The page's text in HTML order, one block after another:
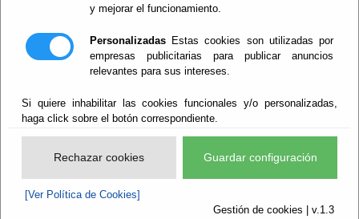
y mejorar el funcionamiento.
Personalizadas Estas cookies son utilizadas por
empresas publicitarias para publicar anuncios
relevantes para sus intereses.
Si quiere inhabilitar las cookies funcionales y/o personalizadas,
haga click sobre el botón correspondiente.
Rechazar cookies Guardar configuración
[Ver Política de Cookies]
Gestión de cookies | v.1.3
Análisis de datos
ArchiCAD
Arquitectura
Artes culinarias
Artes Gráficas
Artesanía